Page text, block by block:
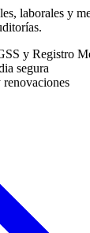
laborales y
y Registro
segura